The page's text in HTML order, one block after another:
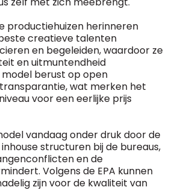
productiehuizen herinneren
creatieve talenten
en begeleiden, waardoor ze
en uitmuntendheid
berust op open
wat merken het
voor een eerlijke prijs
vandaag onder druk door de
structuren bij de bureaus,
en de
Volgens de EPA kunnen
zijn voor de kwaliteit van